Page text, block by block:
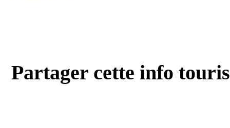
Partager cette info